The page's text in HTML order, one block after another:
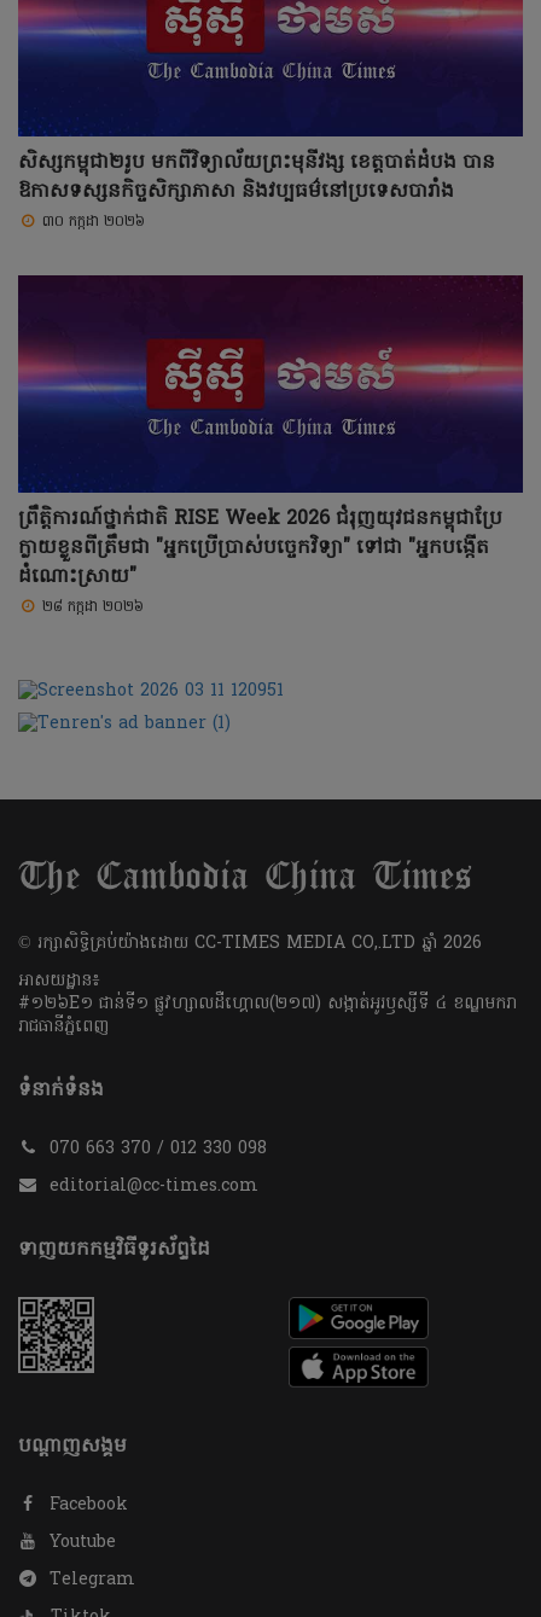
សិស្សកម្ពុជា២រូប មកពីវិទ្យាល័យព្រះមុនីវង្ស ខេត្តបាត់ដំបង បាន
ឱកាសទស្សនកិច្ចសិក្សាភាសា និងវប្បធម៌នៅប្រទេសបារាំង
៣០ កក្កដា ២០២៦
ព្រឹត្តិការណ៍ថ្នាក់ជាតិ RISE Week 2026 ជំរុញយុវជនកម្ពុជាប្រែ
ក្លាយខ្លួនពីត្រឹមជា "អ្នកប្រើប្រាស់បច្ចេកវិទ្យា" ទៅជា "អ្នកបង្កើត
ដំណោះស្រាយ"
២៨ កក្កដា ២០២៦
​© រក្សា​សិទ្ធិ​គ្រប់​យ៉ាង​ដោយ​ CC-TIMES MEDIA CO,.LTD ឆ្នាំ​ 2026
អាសយដ្ឋាន៖
#១២៦E១ ជាន់ទី១ ផ្លូវហ្សាលដឺហ្គោល(២១៧) សង្កាត់អូរឫស្សីទី ៤ ខណ្ឌមករា
រាជធានីភ្នំពេញ
ទំនាក់ទំនង
070 663 370 / 012 330 098
editorial@cc-times.com
ទាញយកកម្មវិធីទូរស័ព្ទដៃ
បណ្តាញសង្គម
Facebook
Youtube
Telegram